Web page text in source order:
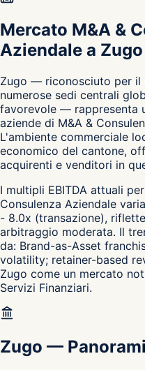
Mercato M&A &
Aziendale a Zugo
Zugo — riconosciuto per il
numerose sedi centrali
favorevole — rappresenta
aziende di M&A &
L'ambiente commerciale
economico del cantone,
acquirenti e venditori in
I multipli EBITDA attuali
Consulenza Aziendale
- 8.0x (transazione),
arbitraggio moderata. Il
da: Brand-as-Asset
volatility; retainer-based
Zugo come un mercato
Servizi Finanziari.
Zugo —